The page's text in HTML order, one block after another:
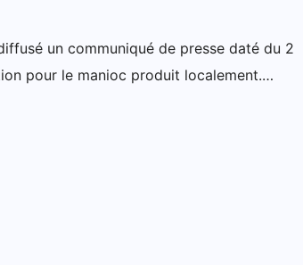
un communiqué de presse daté du 2
pour le manioc produit localement.…